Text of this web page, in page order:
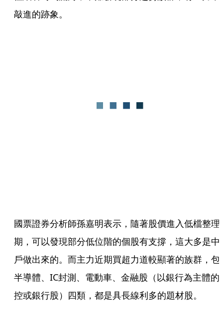
敲進的跡象。
國票證券分析師孫嘉明表示，隨著股價進入低檔整理
期，可以發現部分低位階的個股有支撐，這大多是中
戶做出來的。而主力近期買超力道較顯著的族群，包
半導體、IC封測、電動車、金融股（以銀行為主體的
控或銀行股）四類，都是具長線利多的題材股。